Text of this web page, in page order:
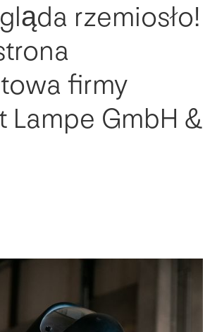
rzemiosło!
firmy
Lampe GmbH &